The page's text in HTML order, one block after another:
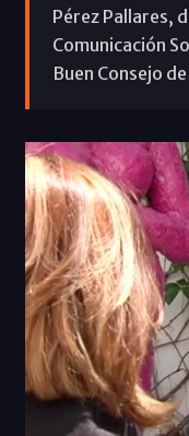
Pérez Pallares,
Comunicación
Buen Consejo